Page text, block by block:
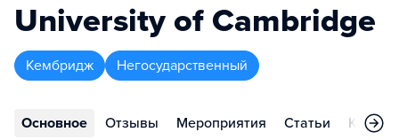
University of Cambridge
Кембридж Негосударственный
Основное Отзывы Мероприятия Статьи